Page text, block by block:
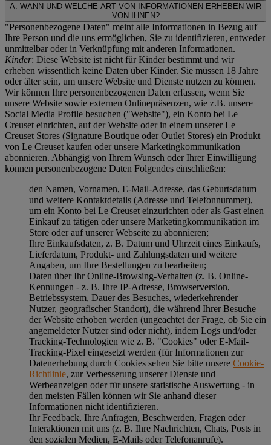
A. WANN UND WELCHE ART VON INFORMATIONEN ERHEBEN WIR
VON IHNEN?
"Personenbezogene Daten" meint alle Informationen in Bezug auf
Ihre Person und die uns ermöglichen, Sie zu identifizieren, entweder
unmittelbar oder in Verknüpfung mit anderen Informationen.
Kinder: Diese Website ist nicht für Kinder bestimmt und wir
erheben wissentlich keine Daten über Kinder. Sie müssen 18 Jahre
oder älter sein, um unsere Website und Dienste nutzen zu können.
Wir können Ihre personenbezogenen Daten erfassen, wenn Sie
unsere Website sowie externen Onlinepräsenzen, wie z.B. unsere
Social Media Profile besuchen ("Website"), ein Konto bei Le
Creuset einrichten, auf der Website oder in einem unserer Le
Creuset Stores (Signature Boutique oder Outlet Stores) ein Produkt
von Le Creuset kaufen oder unsere Marketingkommunikation
abonnieren. Abhängig von Ihrem Wunsch oder Ihrer Einwilligung
können personenbezogene Daten Folgendes einschließen:
den Namen, Vornamen, E-Mail-Adresse, das Geburtsdatum
und weitere Kontaktdetails (Adresse und Telefonnummer),
um ein Konto bei Le Creuset einzurichten oder als Gast einen
Einkauf zu tätigen oder unsere Marketingkommunikation im
Store oder auf unserer Webseite zu abonnieren;
Ihre Einkaufsdaten, z. B. Datum und Uhrzeit eines Einkaufs,
Lieferdatum, Produkt- und Zahlungsdaten und weitere
Angaben, um Ihre Bestellungen zu bearbeiten;
Daten über Ihr Online-Browsing-Verhalten (z. B. Online-
Kennungen - z. B. Ihre IP-Adresse, Browserversion,
Betriebssystem, Dauer des Besuches, wiederkehrender
Nutzer, geografischer Standort), die während Ihrer Besuche
der Website erhoben werden (ungeachtet der Frage, ob Sie ein
angemeldeter Nutzer sind oder nicht), indem Logs und/oder
Tracking-Technologien wie z. B. "Cookies" oder E-Mail-
Tracking-Pixel eingesetzt werden (für Informationen zur
Datenerhebung durch Cookies sehen Sie bitte unsere Cookie-
Richtlinie, zur Verbesserung unserer Dienste und
Werbeanzeigen oder für unsere statistische Auswertung - in
den meisten Fällen können wir Sie anhand dieser
Informationen nicht identifizieren.
Ihr Feedback, Ihre Anfragen, Beschwerden, Fragen oder
Interaktionen mit uns (z. B. Ihre Nachrichten, Chats, Posts in
den sozialen Medien, E-Mails oder Telefonanrufe).